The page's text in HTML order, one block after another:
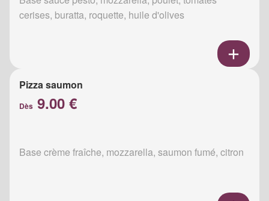
cerises, buratta, roquette, huile d'olives
Pizza saumon
Dès 9.00 €
Base crème fraîche, mozzarella, saumon fumé, citron